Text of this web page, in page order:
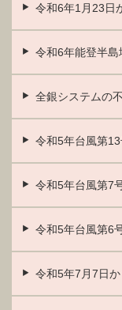
令和6年1月23日
令和6年能登半
全銀システムの
令和5年台風第
令和5年台風第7
令和5年台風第6
令和5年7月7日